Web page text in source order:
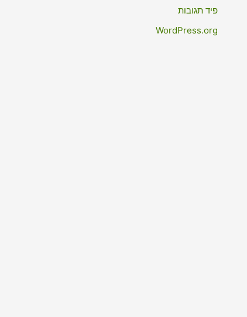
פיד תגובות
WordPress.org